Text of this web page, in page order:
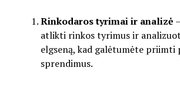
Rinkodaros tyrimai ir analizė
atlikti rinkos tyrimus ir
elgseną, kad galėtumėte priimti
sprendimus.